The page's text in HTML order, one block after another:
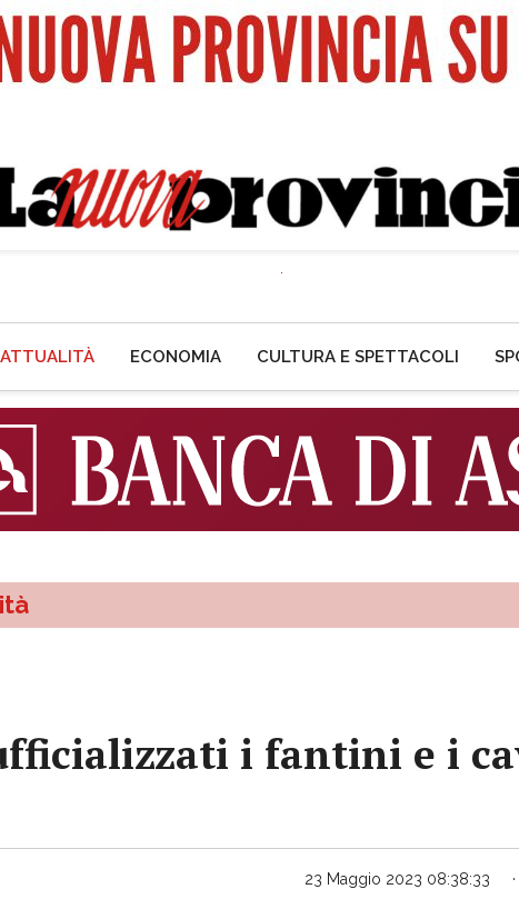
ATTUALITÀ ECONOMIA CULTURA E SPETTACOLI
i fantini e i
23 Maggio 2023 08:38:33